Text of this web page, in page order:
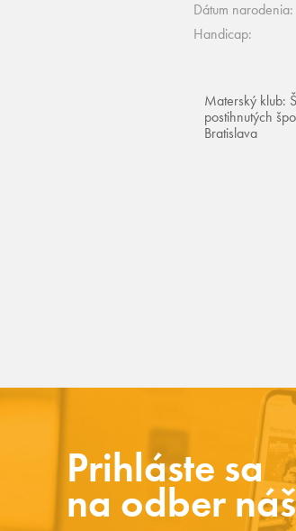
Dátum narodenia:
Handicap:
Materský klub:
postihnutých
Bratislava
Prihláste sa
na odber